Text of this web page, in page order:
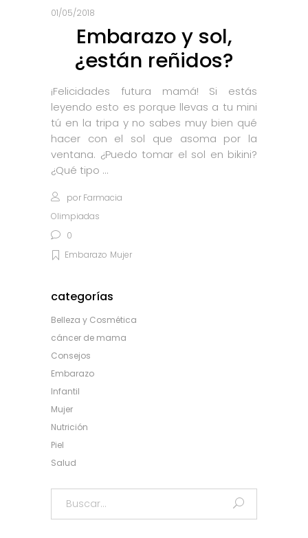
01/05/2018
Embarazo y sol,
¿están reñidos?
¡Felicidades futura mamá! Si estás
leyendo esto es porque llevas a tu mini
tú en la tripa y no sabes muy bien qué
hacer con el sol que asoma por la
ventana. ¿Puedo tomar el sol en bikini?
¿Qué tipo
por Farmacia
Olimpiadas
0
Embarazo Mujer
categorías
Belleza y Cosmética
cáncer de mama
Consejos
Embarazo
Infantil
Mujer
Nutrición
Piel
Salud